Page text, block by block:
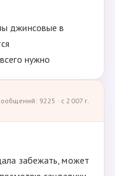
джинсовые в
нужно
9225 · с 2007 г.
забежать, может